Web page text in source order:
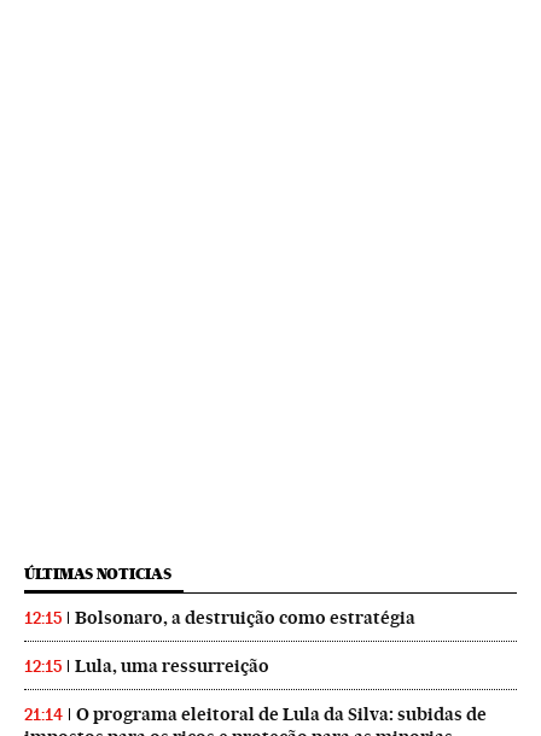
ÚLTIMAS NOTICIAS
12:15 Bolsonaro, a destruição como estratégia
12:15 Lula, uma ressurreição
21:14
O programa eleitoral de Lula da Silva: subidas de